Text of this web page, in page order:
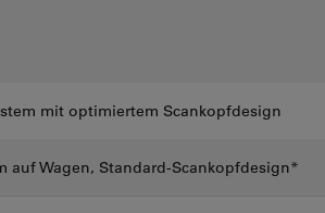
mit optimiertem Scankopfdesign
auf Wagen, Standard-Scankopfdesign*